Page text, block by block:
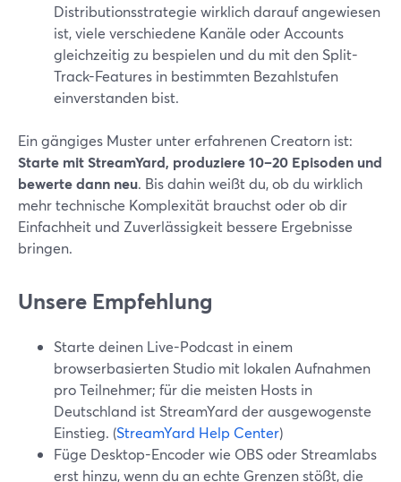
Distributionsstrategie wirklich darauf angewiesen
ist, viele verschiedene Kanäle oder Accounts
gleichzeitig zu bespielen und du mit den Split-
Track-Features in bestimmten Bezahlstufen
einverstanden bist.
Ein gängiges Muster unter erfahrenen Creatorn ist:
Starte mit StreamYard, produziere 10–20 Episoden und
bewerte dann neu. Bis dahin weißt du, ob du wirklich
mehr technische Komplexität brauchst oder ob dir
Einfachheit und Zuverlässigkeit bessere Ergebnisse
bringen.
Unsere Empfehlung
Starte deinen Live-Podcast in einem
browserbasierten Studio mit lokalen Aufnahmen
pro Teilnehmer; für die meisten Hosts in
Deutschland ist StreamYard der ausgewogenste
Einstieg. (StreamYard Help Center)
Füge Desktop-Encoder wie OBS oder Streamlabs
erst hinzu, wenn du an echte Grenzen stößt, die